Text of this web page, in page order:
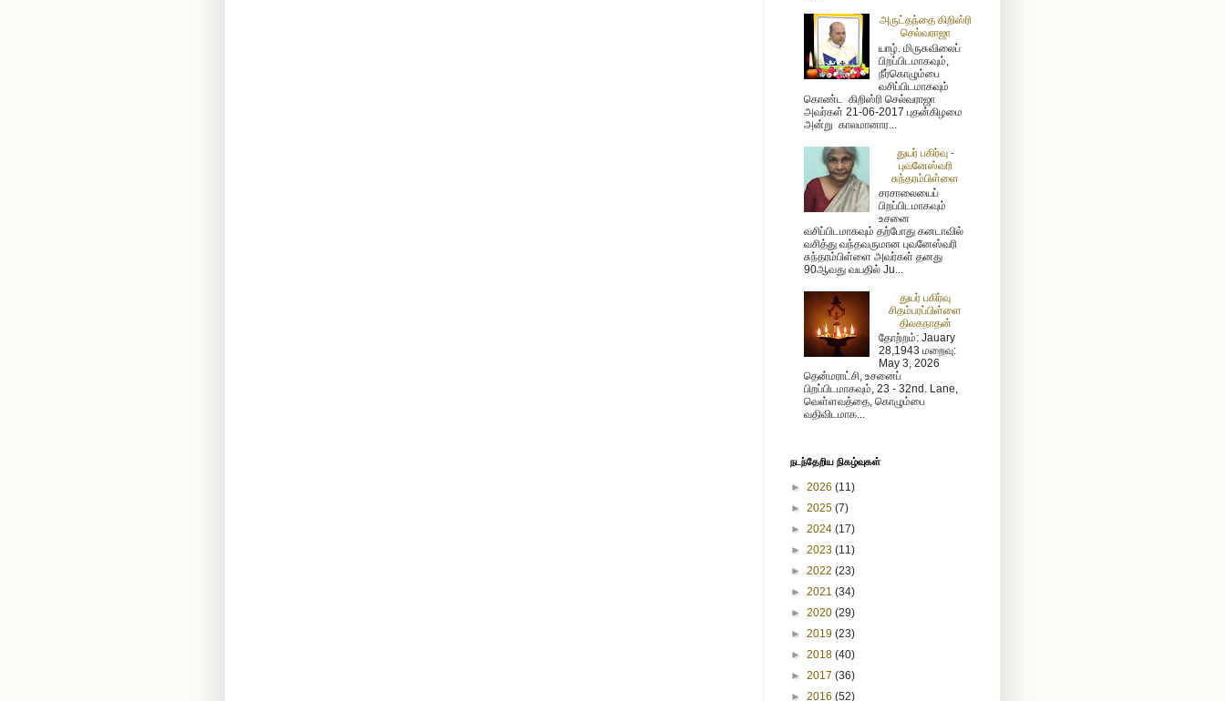
அருட்தந்தை கிறிஸ்ரி
செல்வராஜா
யாழ். மிருசுவிலைப்
பிறப்பிடமாகவும்,
நீர்கொழும்பை
வசிப்பிடமாகவும்
கொண்ட கிறிஸ்ரி செல்வராஜா
அவர்கள் 21-06-2017 புதன்கிழமை
அன்று காலமானார...
துயர் பகிர்வு -
புவனேஸ்வரி
சுந்தரம்பிள்ளை
சரசாலையைப்
பிறப்பிடமாகவும்
உசனை
வசிப்பிடமாகவும் தற்போது கனடாவில்
வசித்து வந்தவருமான புவனேஸ்வரி
சுந்தரம்பிள்ளை அவர்கள் தனது
90ஆவது வயதில் Ju...
துயர் பகிர்வு
சிதம்பரப்பிள்ளை
திலகநாதன்
தோற்றம்: Jauary
28,1943 மறைவு:
May 3, 2026
தென்மராட்சி, உசனைப்
பிறப்பிடமாகவும், 23 - 32nd. Lane,
வெள்ளவத்தை, கொழும்பை
வதிவிடமாக...
நடந்தேறிய நிகழ்வுகள்
► 2026 (11)
► 2025 (7)
► 2024 (17)
► 2023 (11)
► 2022 (23)
► 2021 (34)
► 2020 (29)
► 2019 (23)
► 2018 (40)
► 2017 (36)
► 2016 (52)